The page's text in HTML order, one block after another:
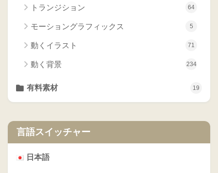
トランジション 64
モーショングラフィックス 5
動くイラスト 71
動く背景 234
有料素材 19
言語スイッチャー
日本語